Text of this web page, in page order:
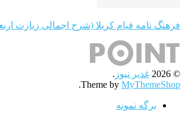
فرهنگ نامه قیام کربلا (شرح اجمالی زیارت
© 2026 غدیر نیوز .
Theme by MyThemeShop
.
برگه نمونه